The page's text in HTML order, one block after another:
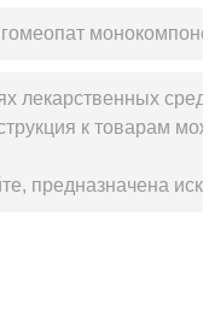
лекарственных
к товарам
предназначена